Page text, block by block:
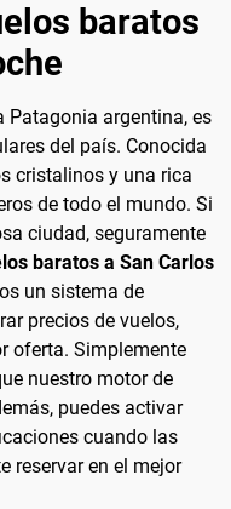
baratos
Patagonia argentina, es
del país. Conocida
cristalinos y una rica
de todo el mundo. Si
ciudad, seguramente
baratos a San Carlos
un sistema de
precios de vuelos,
oferta. Simplemente
nuestro motor de
puedes activar
cuando las
reservar en el mejor